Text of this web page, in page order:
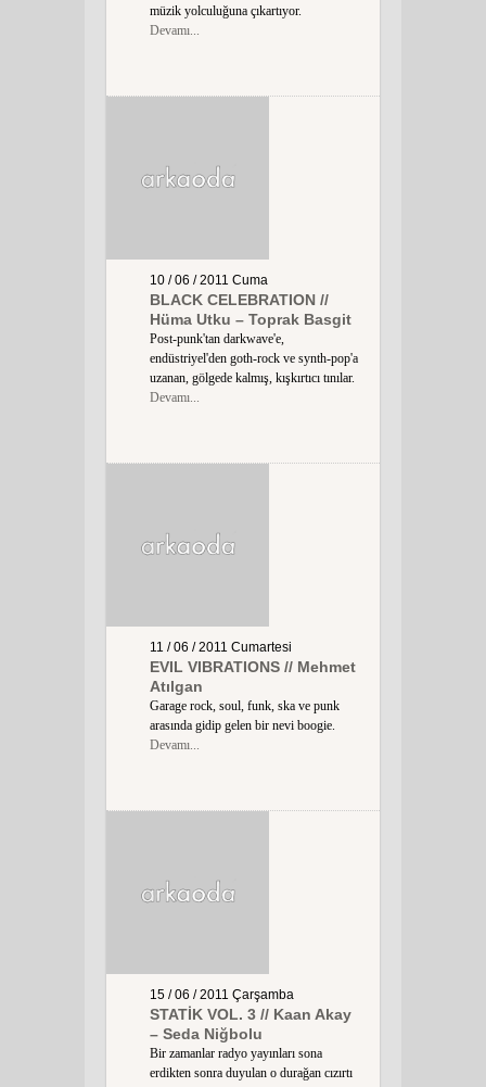
müzik yolculuğuna çıkartıyor.
Devamı...
10 / 06 / 2011 Cuma
BLACK CELEBRATION //
Hüma Utku – Toprak Basgit
Post-punk'tan darkwave'e,
endüstriyel'den goth-rock ve synth-pop'a
uzanan, gölgede kalmış, kışkırtıcı tınılar.
Devamı...
11 / 06 / 2011 Cumartesi
EVIL VIBRATIONS // Mehmet
Atılgan
Garage rock, soul, funk, ska ve punk
arasında gidip gelen bir nevi boogie.
Devamı...
15 / 06 / 2011 Çarşamba
STATİK VOL. 3 // Kaan Akay
– Seda Niğbolu
Bir zamanlar radyo yayınları sona
erdikten sonra duyulan o durağan cızırtı